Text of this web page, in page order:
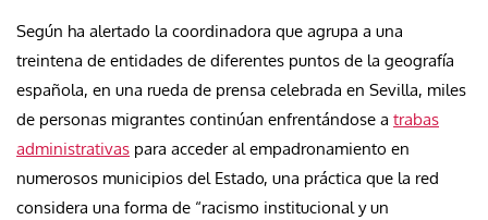
Según ha alertado la coordinadora que agrupa a una
treintena de entidades de diferentes puntos de la geografía
española, en una rueda de prensa celebrada en Sevilla, miles
de personas migrantes continúan enfrentándose a trabas
administrativas para acceder al empadronamiento en
numerosos municipios del Estado, una práctica que la red
considera una forma de “racismo institucional y un